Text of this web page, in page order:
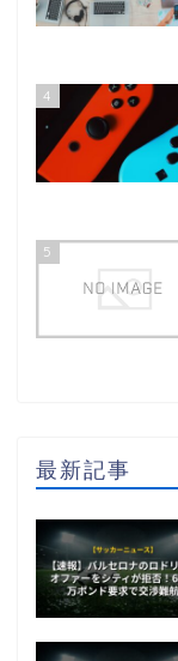
4
5
最新記事